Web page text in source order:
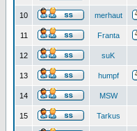
10 merhaut
11 Franta
12 suK
13 humpf
14 MSW
15 Tarkus